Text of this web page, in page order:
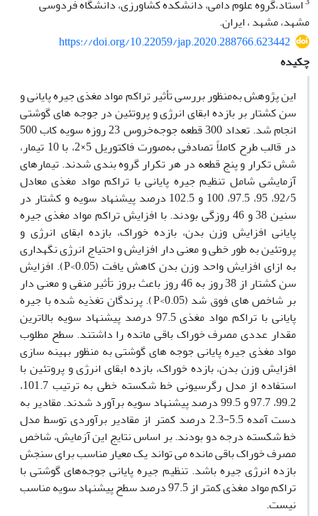
استاد،گروه علوم دامی، دانشکده کشاورزی، دانشگاه فردوسی
مشهد، مشهد ، ایران.
https://doi.org/10.22059/jap.2020.288766.623442
چکیده
این پژوهش به‌منظور بررسی تأثیر تراکم مواد مغذی جیره پایانی و
سن کشتار بر بازده ابقای انرژی و پروتئین در جوجه های گوشتی
انجام شد. تعداد 300 قطعه جوجه‌خروس 23 روزه سویه کاب 500
در قالب طرح کاملاً تصادفی به‌صورت فاکتوریل 5×2، با 10 تیمار،
شش تکرار و پنج قطعه در هر تکرار گروه بندی شدند. تیمارهای
آزمایشی شامل تنظیم جیره پایانی با تراکم مواد مغذی معادل
92/5، 95، 97.5، 100 و 102.5 درصد پیشنهاد سویه و کشتار در
سنین 38 و 46 روزگی بودند. با افزایش تراکم مواد مغذی جیره
پایانی افزایش وزن بدن، بازده خوراک، بازده ابقای انرژی و
پروتئین به طور خطی و معنی دار افزایش و احتیاج انرژی نگهداری
به ازای افزایش واحد وزن بدن کاهش یافت (0.05>P). افزایش
سن کشتار از 38 روز به 46 روز باعث بروز تأثیر منفی و معنی دار
بر شاخص های فوق شد (0.05>P). پرندگان تغذیه شده با جیره
پایانی با تراکم مواد مغذی 97.5 درصد پیشنهاد سویه بالاترین
مقدار عددی مصرف خوراک باقی مانده را داشتند. سطح مطلوب
مواد مغذی جیره پایانی جوجه های گوشتی ‌به منظور بهینه سازی
افزایش وزن بدن، بازده خوراک، بازده ابقای انرژی و پروتئین با
استفاده از مدل رگرسیونی خط شکسته خطی به ترتیب 101.7،
99.2، 97.7 و 99.5 درصد پیشنهاد سویه برآورد شدند. مقادیر به
دست آمده 5.5-2.3 درصد کمتر از مقادیر برآوردی توسط مدل
خط شکسته درجه دو بودند. بر اساس نتایج این آزمایش، شاخص
مصرف خوراک باقی مانده می تواند یک معیار مناسب برای سنجش
بازده انرژی جیره باشد. تنظیم جیره پایانی جوجه‌های گوشتی با
تراکم مواد مغذی کمتر از 97.5 درصد سطح پیشنهاد سویه مناسب
نیست.